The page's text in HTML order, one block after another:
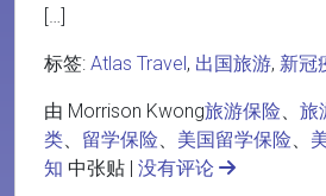
[…]
标签: Atlas Travel, 出国旅游, 新冠
由 Morrison Kwong旅游保险、 旅
类、 留学保险、 美国留学保险、
知 中张贴 | 没有评论